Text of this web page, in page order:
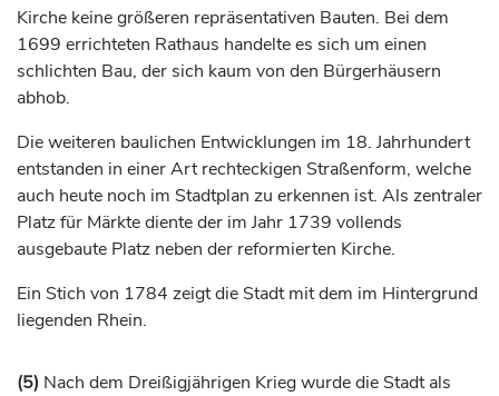
Kirche keine größeren repräsentativen Bauten. Bei dem
1699 errichteten Rathaus handelte es sich um einen
schlichten Bau, der sich kaum von den Bürgerhäusern
abhob.
Die weiteren baulichen Entwicklungen im 18. Jahrhundert
entstanden in einer Art rechteckigen Straßenform, welche
auch heute noch im Stadtplan zu erkennen ist. Als zentraler
Platz für Märkte diente der im Jahr 1739 vollends
ausgebaute Platz neben der reformierten Kirche.
Ein Stich von 1784 zeigt die Stadt mit dem im Hintergrund
liegenden Rhein.
(5) Nach dem Dreißigjährigen Krieg wurde die Stadt als